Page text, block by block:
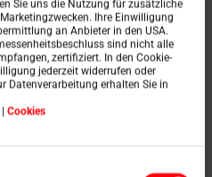
Sie uns die Nutzung für zusätzliche
Ihre Einwilligung
an Anbieter in den USA.
sind nicht alle
zertifiziert. In den Cookie-
jederzeit widerrufen oder
Datenverarbeitung erhalten Sie in
| Cookies
Roto Dachfenster haben
Wahl: Das Designo R6
und das Designo R8 Klapp-
dem Austausch von
Roto Klassik Baureihe ab
mit Baujahr 1968 bis
R8 Klapp-